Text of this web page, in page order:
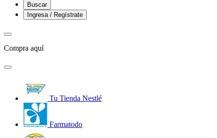
Buscar
Ingresa / Regístrate
Compra aquí
Tu Tienda Nestlé
Farmatodo